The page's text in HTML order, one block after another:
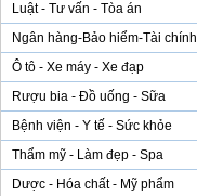
Luật - Tư vấn - Tòa án
Ngân hàng-Bảo hiểm-Tài chính
Ô tô - Xe máy - Xe đạp
Rượu bia - Đồ uống - Sữa
Bệnh viện - Y tế - Sức khỏe
Thẩm mỹ - Làm đẹp - Spa
Dược - Hóa chất - Mỹ phẩm